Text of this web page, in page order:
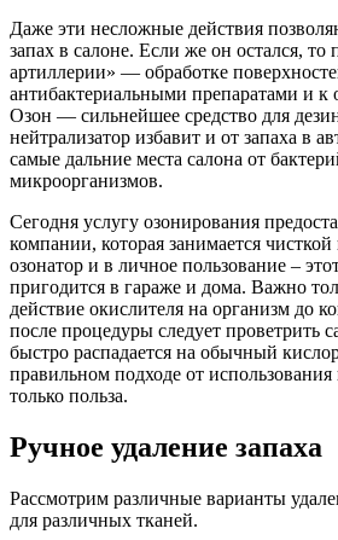
Даже эти несложные действия
запах в салоне. Если же он остался, то
артиллерии» — обработке
антибактериальными препаратами и к
Озон — сильнейшее средство для
нейтрализатор избавит и от запаха в
самые дальние места салона от
микроорганизмов.
Сегодня услугу озонирования
компании, которая занимается
озонатор и в личное пользование –
пригодится в гараже и дома. Важно
действие окислителя на организм до
после процедуры следует проветрить
быстро распадается на обычный
правильном подходе от использования
только польза.
Ручное удаление запаха
Рассмотрим различные варианты
для различных тканей.